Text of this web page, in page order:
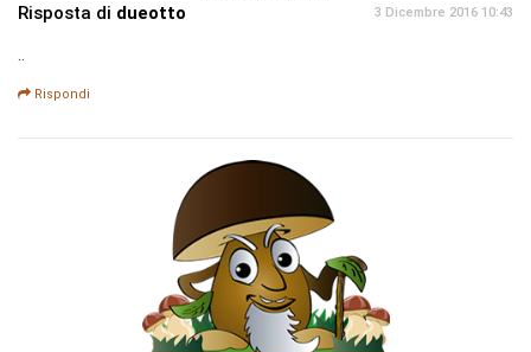
Risposta di dueotto 3 Dicembre 2016 10:43
..
Rispondi